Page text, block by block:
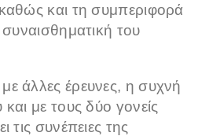
και τη συμπεριφορά
του
άλλες έρευνες, η συχνή
με τους δύο γονείς
τις συνέπειες της